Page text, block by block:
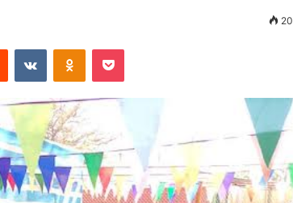
Reddit VKontakteOdnoklassniki
Pocket